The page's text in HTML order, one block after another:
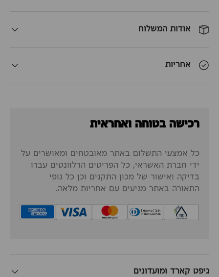
אודות המשלוח
אחריות
רכישה בטוחה ואחראית
כל אמצעי התשלום באתר מאובטחים ומאושרים על
ידי חברת האשראי, כל הפריטים הרלוונטים עברו
בדיקה ואישור של מכון התקנים וכן כל גופי
התאורה באתר מגיעים עם אחריות מלאה.
גיפט קארד ומועדונים